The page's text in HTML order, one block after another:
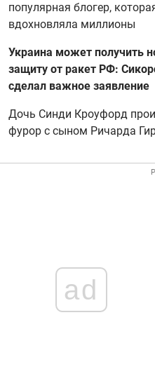
популярная блогер,
вдохновляла миллионы
Украина может получить
защиту от ракет РФ:
сделал важное заявление
Дочь Синди Кроуфорд
фурор с сыном Ричарда
ad